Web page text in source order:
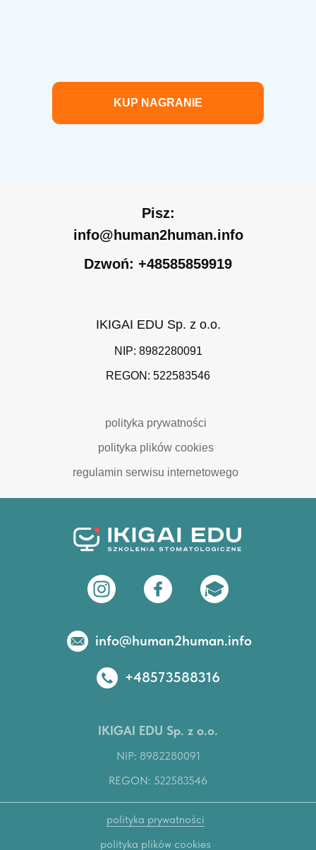
KUP NAGRANIE
Pisz:
info@human2human.info
NIP: 8982280091
Dzwoń: +48585859919
REGON: 522583546
polityka prywatności
polityka plików cookies
regulamin serwisu internetowego
IKIGAI EDU Sp. z o.o.
info@human2human.info
NIP: 8982280091
+48573588316
REGON: 522583546
polityka prywatności
polityka plików cookies
IKIGAI EDU Sp. z o.o.